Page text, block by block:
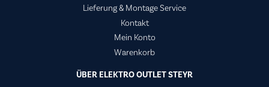
Lieferung & Montage Service
Kontakt
Mein Konto
Warenkorb
ÜBER ELEKTRO OUTLET STEYR